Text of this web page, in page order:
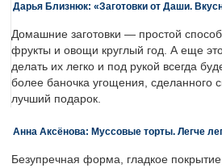
Дарья Близнюк: «Заготовки от Даши.
Домашние заготовки — простой
фрукты и овощи круглый год. А еще
делать их легко и под рукой всегда
более баночка угощения, сделанного
лучший подарок.
Анна Аксёнова: Муссовые торты. Легче
Безупречная форма, гладкое